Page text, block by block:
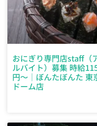
おにぎり専門店staff（
ルバイト）募集 時給
円～｜ぼんたぼんた 東
ドーム店